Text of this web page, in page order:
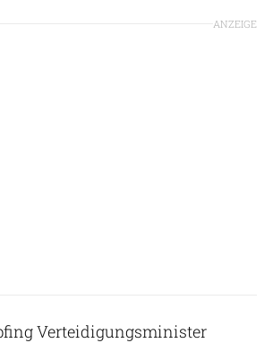
ANZEIGE
Verteidigungsminister